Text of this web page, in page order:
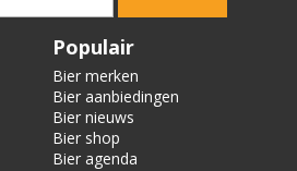
Populair
Bier merken
Bier aanbiedingen
Bier nieuws
Bier shop
Bier agenda